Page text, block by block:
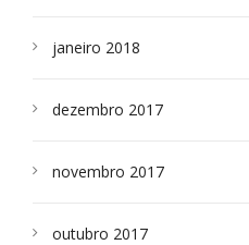
janeiro 2018
dezembro 2017
novembro 2017
outubro 2017